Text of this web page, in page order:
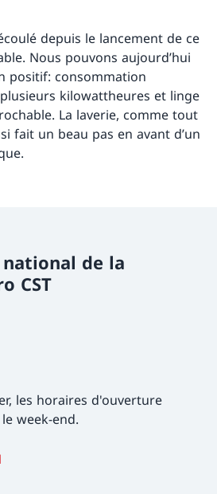
depuis le lancement de ce
Nous pouvons aujourd’hui
positif: consommation
kilowattheures et linge
La laverie, comme tout
fait un beau pas en avant d’un
de la
CST
les horaires d'ouverture
week-end.